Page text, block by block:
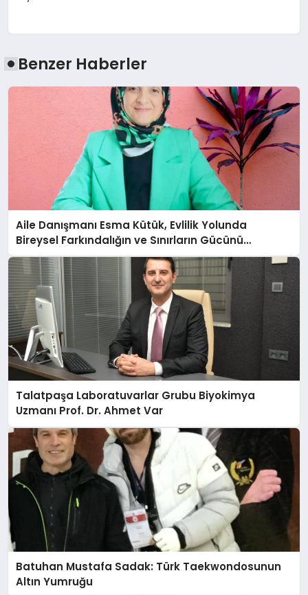
Benzer Haberler
Aile Danışmanı Esma Kütük, Evlilik Yolunda
Bireysel Farkındalığın ve Sınırların Gücünü
Anlatıyor
Talatpaşa Laboratuvarlar Grubu Biyokimya
Uzmanı Prof. Dr. Ahmet Var
Batuhan Mustafa Sadak: Türk Taekwondosunun
Altın Yumruğu